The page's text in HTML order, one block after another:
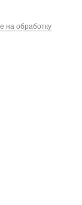
на обработку